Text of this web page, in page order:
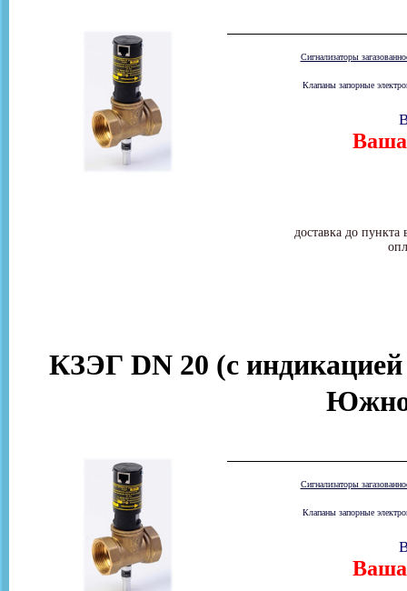
Сигнализаторы
Клапаны запорные
Ваша
доставка до
КЗЭГ DN 20 (с
Сигнализаторы
Клапаны запорные
Ваша